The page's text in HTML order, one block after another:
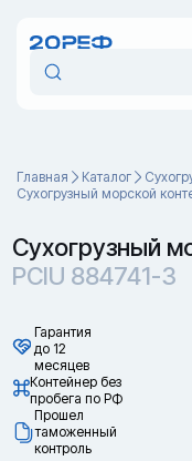
Главная Каталог
Сухогрузный морской
Сухогрузный
PCIU 884741-3
Гарантия
до 12
месяцев
Контейнер без
пробега по РФ
Прошел
таможенный
контроль